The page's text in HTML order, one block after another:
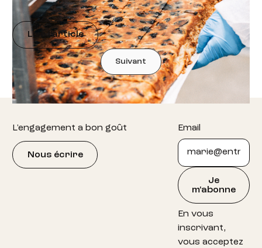
savoir
Lire l'article
Suivant
Footer
L'engagement a bon goût
Nous écrire
Email
Je
m'abonne
En vous
inscrivant,
vous acceptez